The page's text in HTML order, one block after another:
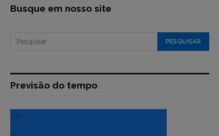
Busque em nosso site
Previsão do tempo
+34
°